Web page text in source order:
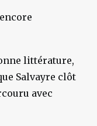
littérature,
Salvayre clôt
avec